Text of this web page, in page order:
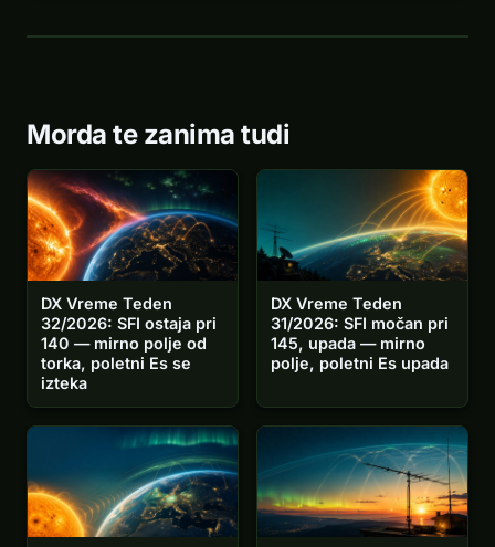
Morda te zanima tudi
DX Vreme Teden
32/2026: SFI ostaja pri
140 — mirno polje od
torka, poletni Es se
izteka
DX Vreme Teden
31/2026: SFI močan pri
145, upada — mirno
polje, poletni Es upada